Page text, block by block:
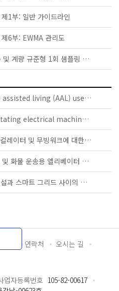
1부: 일반 가이드라인
6부: EWMA 관리도
KS Q 0001(2018 확인) - 계수 및 계량 규준형 1회 샘플링 검사
IEC TS 63134:2020 - Active assisted living (AAL) use cases
IEC 60034-5:2020 RLV - Rotating electrical machines - Part 5: Degrees of protection provided by the integral design of rotating electrical machines (IP code) - Classification
KS B ISO/TS 25740-1 - 에스컬레이터 및 무빙워크에 대한 안전요건 — 제1부: 세계공통 필수 안전요건(GESRs)
KS B ISO/TS 8100-21 - 승객 및 화물 운송용 엘리베이터 —제21부: 세계공통 필수안전요건(GESRs)을 충족하는 세계공통 안전 파라미터(GSPs)
KS C IEC TS 62872 - 산업 시설과 스마트 그리드 사이의 산업 공정 측정, 제어 및 자동화 시스템 인터페이스
담당자 연락처
오시는 길
업자등록번호 105-82-00617